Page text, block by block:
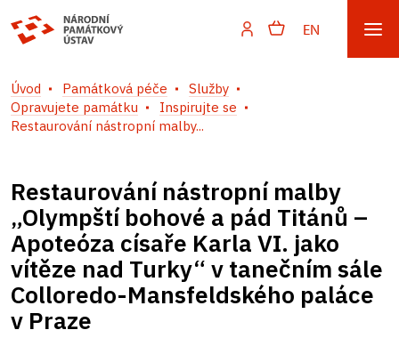
EN
Úvod Památková péče
Služby
Opravujete památku
Inspirujte se
Restaurování nástropní malby...
Restaurování nástropní malby
„Olympští bohové a pád Titánů –
Apoteóza císaře Karla VI. jako
vítěze nad Turky“ v tanečním sále
Colloredo-Mansfeldského paláce
v Praze